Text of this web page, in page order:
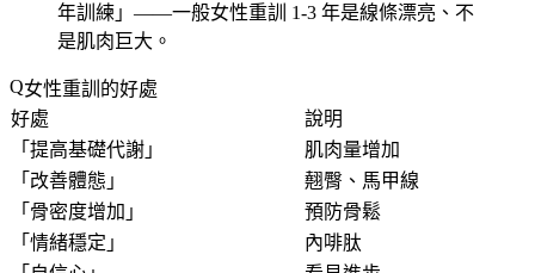
年訓練 」——一般女性重訓 1-3 年是線條漂亮、不
是肌肉巨大。
女性重訓的好處
好處
說明
「 提高基礎代謝 」
肌肉量增加
「 改善體態 」
翹臀、馬甲線
「 骨密度增加 」
預防骨鬆
「 情緒穩定 」
內啡肽